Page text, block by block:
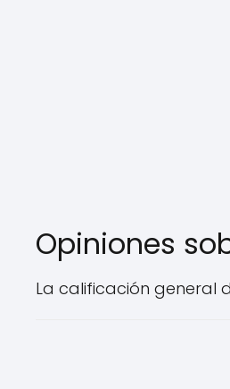
Opiniones
La calificación general